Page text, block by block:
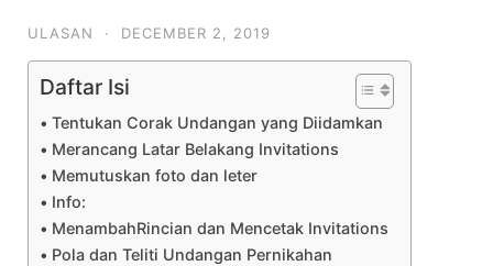
ULASAN · DECEMBER 2, 2019
Daftar Isi
Tentukan Corak Undangan yang Diidamkan
Merancang Latar Belakang Invitations
Memutuskan foto dan leter
Info:
MenambahRincian dan Mencetak Invitations
Pola dan Teliti Undangan Pernikahan